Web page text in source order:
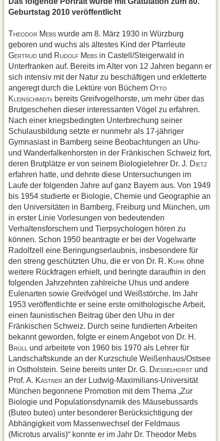
Geburtstag 2010 veröffentlicht
THEODOR M EBS wurde am 8. März 1930 in Würzburg
geboren und wuchs als ältestes Kind der Pfarrleute
GERTRUD und RUDOLF M EBS in Castell/Steigerwald in
Unterfranken auf. Bereits im Alter von 12 Jahren begann er
sich intensiv mit der Natur zu beschäftigen und erkletterte
angeregt durch die Lektüre von Büchern OTTO
K LEINSCHMIDTs bereits Greifvogelhorste, um mehr über das
Brutgeschehen dieser interessanten Vögel zu erfahren.
Nach einer kriegsbedingten Unterbrechung seiner
Schulausbildung setzte er nunmehr als 17-jähriger
Gymnasiast in Bamberg seine Beobachtungen an Uhu-
und Wanderfalkenhorsten in der Fränkischen Schweiz fort,
deren Brutplätze er von seinem Biologielehrer Dr. J. D IETZ
erfahren hatte, und dehnte diese Untersuchungen im
Laufe der folgenden Jahre auf ganz Bayern aus. Von 1949
bis 1954 studierte er Biologie, Chemie und Geographie an
den Universitäten in Bamberg, Freiburg und München, um
in erster Linie Vorlesungen von bedeutenden
Verhaltensforschern und Tierpsychologen hören zu
können. Schon 1950 beantragte er bei der Vogelwarte
Radolfzell eine Beringungserlaubnis, insbesondere für
den streng geschützten Uhu, die er von Dr. R. KUHK ohne
weitere Rückfragen erhielt, und beringte daraufhin in den
folgenden Jahrzehnten zahlreiche Uhus und andere
Eulenarten sowie Greifvögel und Weißstörche. Im Jahr
1953 veröffentlichte er seine erste ornithologische Arbeit,
einen faunistischen Beitrag über den Uhu in der
Fränkischen Schweiz. Durch seine fundierten Arbeiten
bekannt geworden, folgte er einem Angebot von Dr. H.
B RÜLL
und arbeitete von 1960 bis 1970 als Lehrer für
Landschaftskunde an der Kurzschule Weißenhaus/Ostsee
in Ostholstein. Seine bereits unter Dr. G. D IESSELHORST und
Prof. A. KÄSTNER an der Ludwig-Maximilians-Universität
München begonnene Promotion mit dem Thema „Zur
Biologie und Populationsdynamik des Mäusebussards
(Buteo buteo) unter besonderer Berücksichtigung der
Abhängigkeit vom Massenwechsel der Feldmaus
(Microtus arvalis)“ konnte er im Jahr Dr. Theodor Mebs